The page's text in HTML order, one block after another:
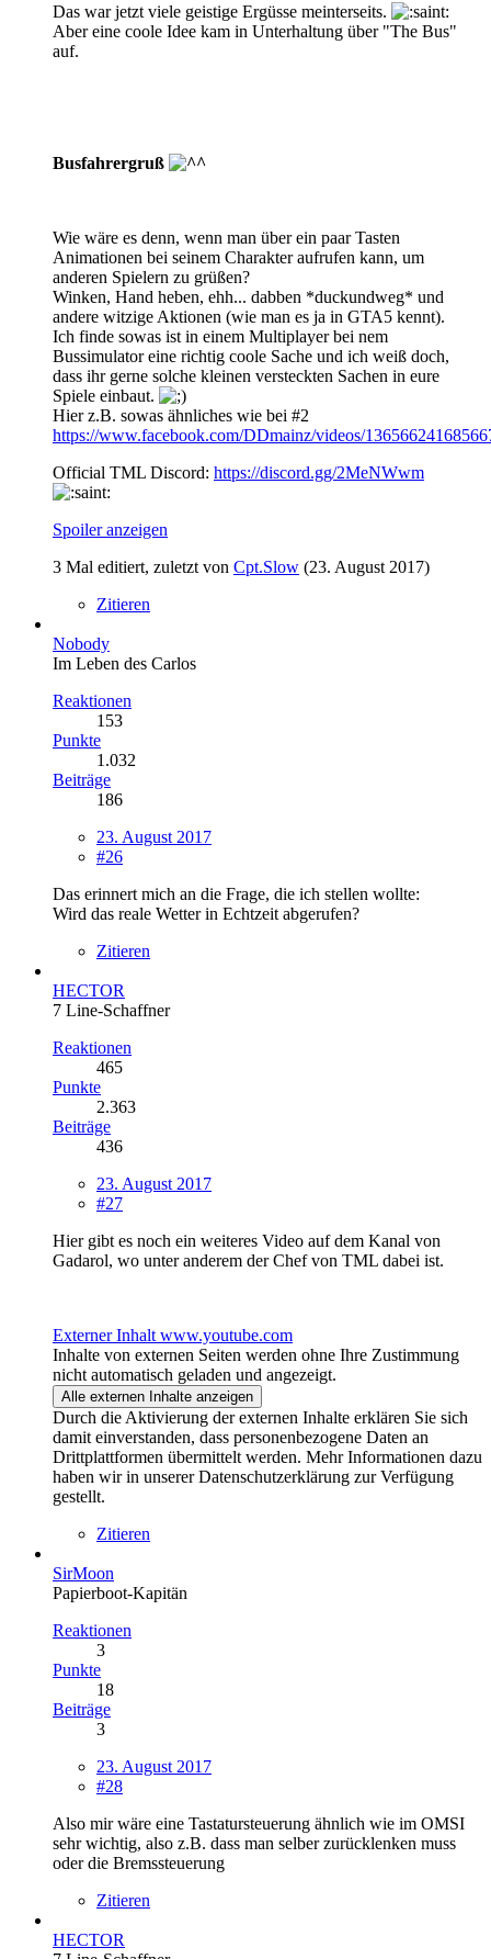
Das war jetzt viele geistige Ergüsse meinterseits.
Aber eine coole Idee kam in Unterhaltung über "The Bus"
auf.
Busfahrergruß
Wie wäre es denn, wenn man über ein paar Tasten
Animationen bei seinem Charakter aufrufen kann, um
anderen Spielern zu grüßen?
Winken, Hand heben, ehh... dabben *duckundweg* und
andere witzige Aktionen (wie man es ja in GTA5 kennt).
Ich finde sowas ist in einem Multiplayer bei nem
Bussimulator eine richtig coole Sache und ich weiß doch,
dass ihr gerne solche kleinen versteckten Sachen in eure
Spiele einbaut.
Hier z.B. sowas ähnliches wie bei #2
https://www.facebook.com/DDmainz/videos/
Official TML Discord: https://discord.gg/2MeNWwm
Spoiler anzeigen
3 Mal editiert, zuletzt von Cpt.Slow (23. August 2017)
Zitieren
Nobody
Im Leben des Carlos
Reaktionen
153
Punkte
1.032
Beiträge
186
23. August 2017
#26
Das erinnert mich an die Frage, die ich stellen wollte:
Wird das reale Wetter in Echtzeit abgerufen?
Zitieren
HECTOR
7 Line-Schaffner
Reaktionen
465
Punkte
2.363
Beiträge
436
23. August 2017
#27
Hier gibt es noch ein weiteres Video auf dem Kanal von
Gadarol, wo unter anderem der Chef von TML dabei ist.
Externer Inhalt www.youtube.com
Inhalte von externen Seiten werden ohne Ihre Zustimmung
nicht automatisch geladen und angezeigt.
Alle externen Inhalte anzeigen
Durch die Aktivierung der externen Inhalte erklären Sie sich
damit einverstanden, dass personenbezogene Daten an
Drittplattformen übermittelt werden. Mehr Informationen dazu
haben wir in unserer Datenschutzerklärung zur Verfügung
gestellt.
Zitieren
SirMoon
Papierboot-Kapitän
Reaktionen
3
Punkte
18
Beiträge
3
23. August 2017
#28
Also mir wäre eine Tastatursteuerung ähnlich wie im OMSI
sehr wichtig, also z.B. dass man selber zurücklenken muss
oder die Bremssteuerung
Zitieren
HECTOR